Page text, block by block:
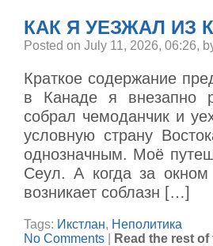
КАК Я УЕЗЖАЛ ИЗ
Posted on July 11, 2026, 06:26,
Краткое содержание
в Канаде я внезапно
собрал чемоданчик и
условную страну
однозначным. Моё
Сеул. А когда за окном
возникает соблазн […]
Tags: Икстлан, Неполитика
No Comments
Read the rest